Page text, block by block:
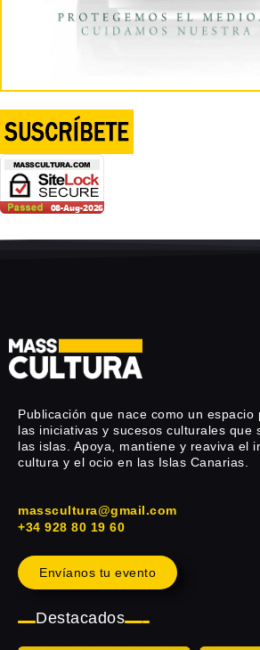
Publicación que nace como un espacio
las iniciativas y sucesos culturales que
las islas. Apoya, mantiene y reaviva el
cultura y el ocio en las Islas Canarias.
masscultura@gmail.com
+34 928 80 19 60
Envíanos tu evento
Destacados